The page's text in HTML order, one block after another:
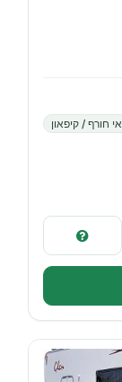
חורף / קיפאון